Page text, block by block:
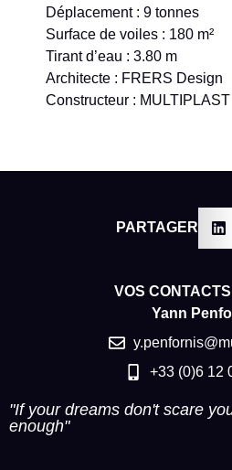
Déplacement : 9 tonnes
Surface de voiles : 180 m²
Tirant d’eau : 3.80 m
Architecte : FRERS Design
Constructeur : MULTIPLAST
PARTAGER
VOS
Yann
+33 (0)6 12
"If your dreams don't scare
enough"